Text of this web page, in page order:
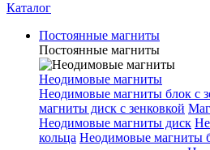
Каталог
Постоянные магниты
Постоянные магниты
Неодимовые магниты
Неодимовые магниты блок с
магниты диск с зенковкой
Неодимовые магниты диск
кольца Неодимовые магниты